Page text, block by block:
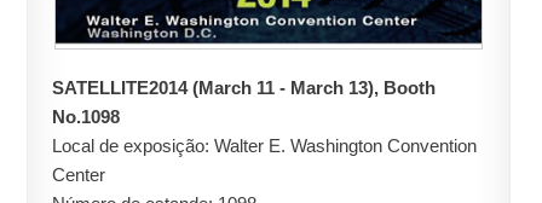
SATELLITE2014 (March 11 - March 13), Booth
No.1098
Local de exposição: Walter E. Washington Convention
Center